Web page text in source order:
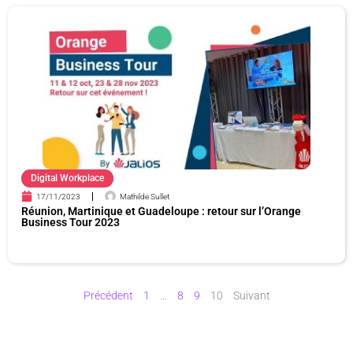
Digital Workplace
17/11/2023 Mathilde Sullet
Réunion, Martinique et Guadeloupe : retour sur l’Orange
Business Tour 2023
Précédent 1 8 9 10 Suivant